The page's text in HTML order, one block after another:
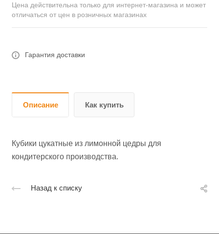
Цена действительна только для интернет-магазина и может
отличаться от цен в розничных магазинах
Гарантия доставки
Описание Как купить
Кубики цукатные из лимонной цедры для
кондитерского производства.
Назад к списку